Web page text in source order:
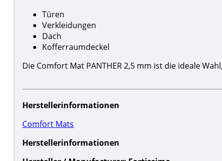
Türen
Verkleidungen
Dach
Kofferraumdeckel
Die Comfort Mat PANTHER 2,5 mm ist die ideale
Herstellerinformationen
Comfort Mats
Herstellerinformationen